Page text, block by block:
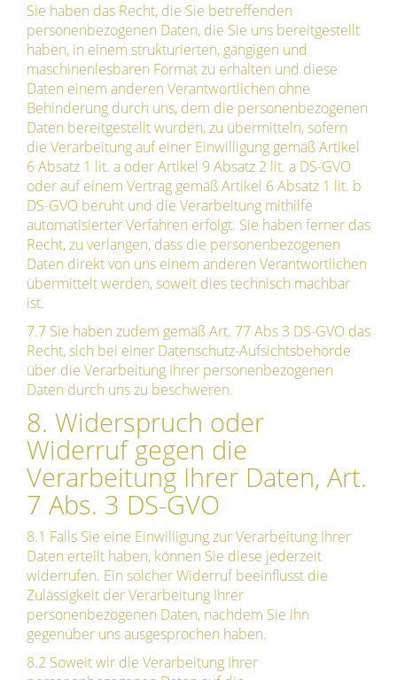
Sie haben das Recht, die Sie betreffenden
personenbezogenen Daten, die Sie uns bereitgestellt
haben, in einem strukturierten, gängigen und
maschinenlesbaren Format zu erhalten und diese
Daten einem anderen Verantwortlichen ohne
Behinderung durch uns, dem die personenbezogenen
Daten bereitgestellt wurden, zu übermitteln, sofern
die Verarbeitung auf einer Einwilligung gemäß Artikel
6 Absatz 1 lit. a oder Artikel 9 Absatz 2 lit. a DS-GVO
oder auf einem Vertrag gemäß Artikel 6 Absatz 1 lit. b
DS-GVO beruht und die Verarbeitung mithilfe
automatisierter Verfahren erfolgt. Sie haben ferner das
Recht, zu verlangen, dass die personenbezogenen
Daten direkt von uns einem anderen Verantwortlichen
übermittelt werden, soweit dies technisch machbar
ist.
7.7 Sie haben zudem gemäß Art. 77 Abs 3 DS-GVO das
Recht, sich bei einer Datenschutz-Aufsichtsbehörde
über die Verarbeitung Ihrer personenbezogenen
Daten durch uns zu beschweren.
8. Widerspruch oder
Widerruf gegen die
Verarbeitung Ihrer Daten, Art.
7 Abs. 3 DS-GVO
8.1 Falls Sie eine Einwilligung zur Verarbeitung Ihrer
Daten erteilt haben, können Sie diese jederzeit
widerrufen. Ein solcher Widerruf beeinflusst die
Zulässigkeit der Verarbeitung Ihrer
personenbezogenen Daten, nachdem Sie ihn
gegenüber uns ausgesprochen haben.
8.2 Soweit wir die Verarbeitung Ihrer